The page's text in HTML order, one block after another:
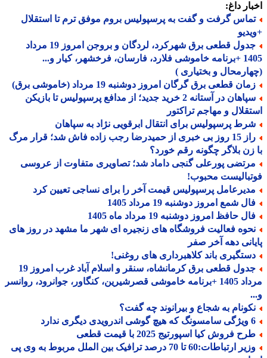
داغ:
گرفت و گفت به پرسپولیس بروم موفق ترم تا استقلال
جدول قطعی برق شهرکرد، لردگان و بروجن امروز 19 مرداد
1405 +برنامه خاموشی فلارد، فارسان، فرخشهر، کیار و...
و بختیاری )
قطعی برق گرگان امروز دوشنبه 19 مرداد (خاموشی برق)
سپاهان در آستانه 2 خرید جدید؛ از مدافع پرسپولیس تا بازیکن
و مهاجم تراکتور
پرسپولیس برای انتقال ابرقویی نژاد به سپاهان
راز 15 روز بی خبری از حمیدرضا رجب زاده فاش شد؛ قرار مرگ
زن بلاگر چگونه رقم خورد؟
پورعلی گنجی داماد شد؛ تصاویری متفاوت از عروسی
محبوب!
پرسپولیس قیمت آخر را برای نساجی تعیین کرد
شمع امروز دوشنبه 19 مرداد 1405
حافظ امروز دوشنبه 19 مرداد ماه 1405
فعالیت فروشگاه های زنجیره ای شهر ما مشهد در روز های
دهه آخر صفر
باند کلاهبرداری های روغنی!
جدول قطعی برق کرمانشاه، سنقر و اسلام آباد غرب امروز 19
مرداد 1405 +برنامه خاموشی قصرشیرین، کنگاور، جوانرود، روانسر
به شجاع و بیرانوند چه گفت؟
فروش کیا اسپورتیج 2025 با قیمت قطعی
وزیر ارتباطات:60 تا 70 درصد ترافیک بین الملل مربوط به وی پی